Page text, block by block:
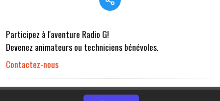
Participez à l'aventure Radio G!
Devenez animateurs ou techniciens bénévoles.
Contactez-nous